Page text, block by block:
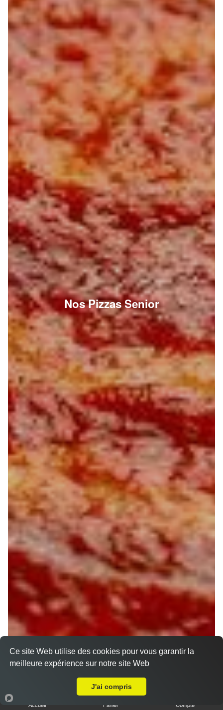
Nos Pizzas Senior
Accueil Panier Compte
Ce site Web utilise des cookies pour vous garantir la
meilleure expérience sur notre site Web
J'ai compris